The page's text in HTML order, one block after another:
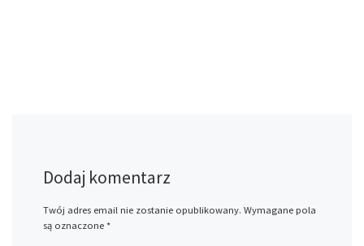
Dodaj komentarz
Twój adres email nie zostanie opublikowany. Wymagane pola
są oznaczone *